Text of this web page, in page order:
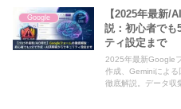
Google
【2025年最新/
説：初心者でも
ティ設定まで
2025年最新Google
作成、Geminiによ
徹底解説。データ収